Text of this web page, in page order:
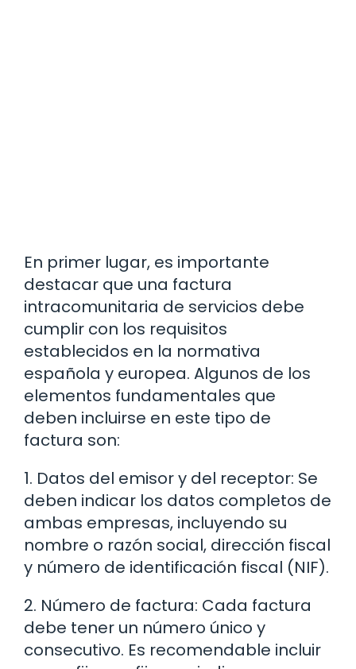
En primer lugar, es importante
destacar que una factura
intracomunitaria de servicios debe
cumplir con los requisitos
establecidos en la normativa
española y europea. Algunos de los
elementos fundamentales que
deben incluirse en este tipo de
factura son:
1. Datos del emisor y del receptor: Se
deben indicar los datos completos de
ambas empresas, incluyendo su
nombre o razón social, dirección fiscal
y número de identificación fiscal (NIF).
2. Número de factura: Cada factura
debe tener un número único y
consecutivo. Es recomendable incluir